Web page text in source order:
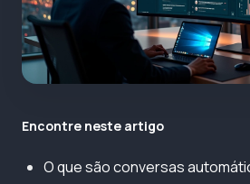
Encontre neste artigo
O que são conversas